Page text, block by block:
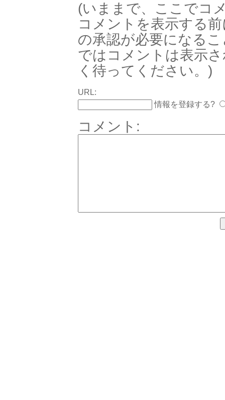
(いままで、ここでコ
コメントを表示する
の承認が必要になる
ではコメントは表示
く待ってください。)
URL:
情報を登録する?
コメント: